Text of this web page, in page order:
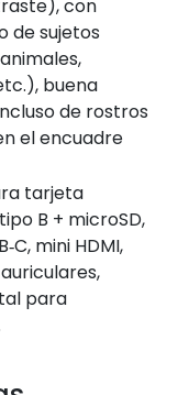
con
de sujetos
buena
de rostros
el encuadre
tarjeta
B + microSD,
mini HDMI,
para